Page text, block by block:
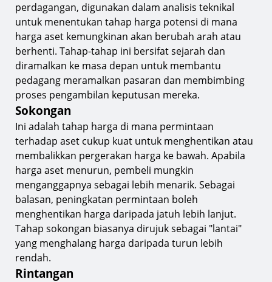
perdagangan, digunakan dalam analisis teknikal
untuk menentukan tahap harga potensi di mana
harga aset kemungkinan akan berubah arah atau
berhenti. Tahap-tahap ini bersifat sejarah dan
diramalkan ke masa depan untuk membantu
pedagang meramalkan pasaran dan membimbing
proses pengambilan keputusan mereka.
Sokongan
Ini adalah tahap harga di mana permintaan
terhadap aset cukup kuat untuk menghentikan atau
membalikkan pergerakan harga ke bawah. Apabila
harga aset menurun, pembeli mungkin
menganggapnya sebagai lebih menarik. Sebagai
balasan, peningkatan permintaan boleh
menghentikan harga daripada jatuh lebih lanjut.
Tahap sokongan biasanya dirujuk sebagai "lantai"
yang menghalang harga daripada turun lebih
rendah.
Rintangan